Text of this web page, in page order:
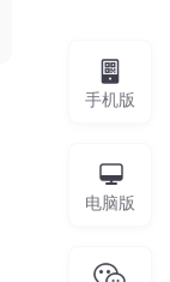
手机版
电脑版